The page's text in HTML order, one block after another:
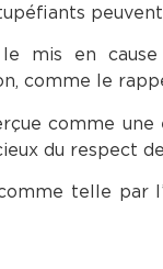
mis en
comme le
comme
du respect
telle par